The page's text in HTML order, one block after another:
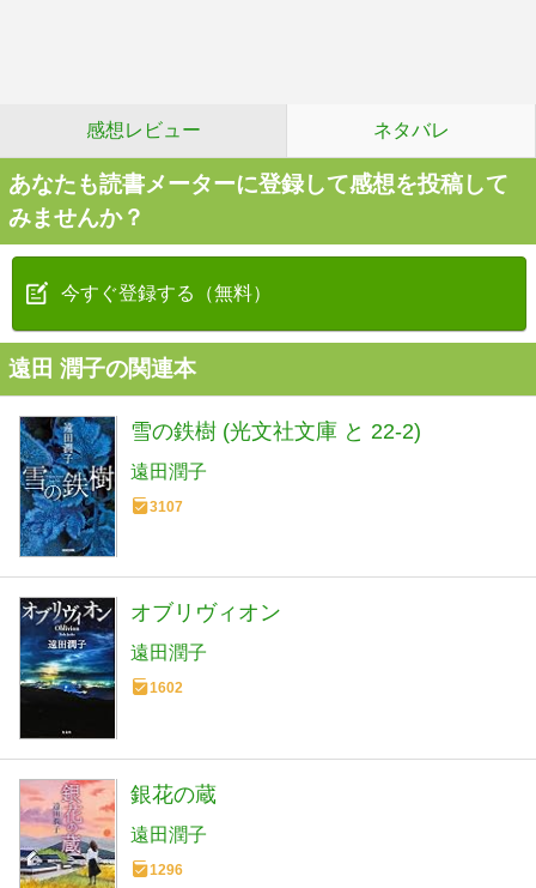
感想レビュー ネタバレ
あなたも読書メーターに登録して感想を投稿して
みませんか？
今すぐ登録する（無料）
遠田 潤子の関連本
雪の鉄樹 (光文社文庫 と 22-2)
遠田潤子
3107
オブリヴィオン
遠田潤子
1602
銀花の蔵
遠田潤子
1296